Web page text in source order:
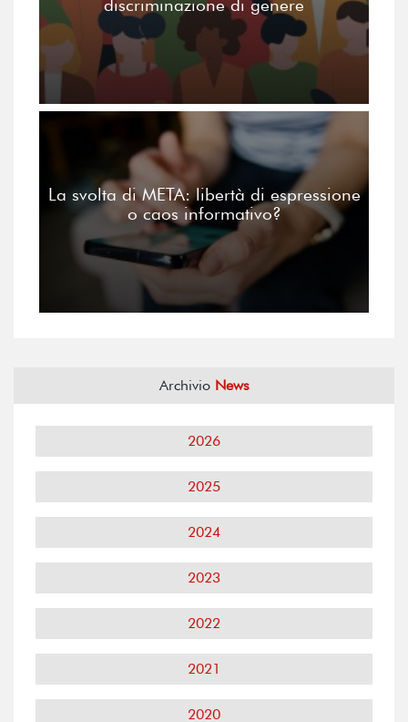
discriminazione di genere
La svolta di META: libertà di espressione
o caos informativo?
Archivio News
2026
2025
2024
2023
2022
2021
2020